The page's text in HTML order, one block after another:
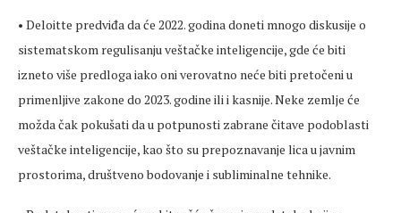
• Deloitte predviđa da će 2022. godina doneti mnogo diskusije o
sistematskom regulisanju veštačke inteligencije, gde će biti
izneto više predloga iako oni verovatno neće biti pretočeni u
primenljive zakone do 2023. godine ili i kasnije. Neke zemlje će
možda čak pokušati da u potpunosti zabrane čitave podoblasti
veštačke inteligencije, kao što su prepoznavanje lica u javnim
prostorima, društveno bodovanje i subliminalne tehnike.